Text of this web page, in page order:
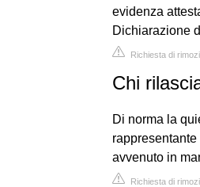
evidenza
Dichiarazione
Richiesta di
Chi
Di norma la
avvenuto in
Richiesta di